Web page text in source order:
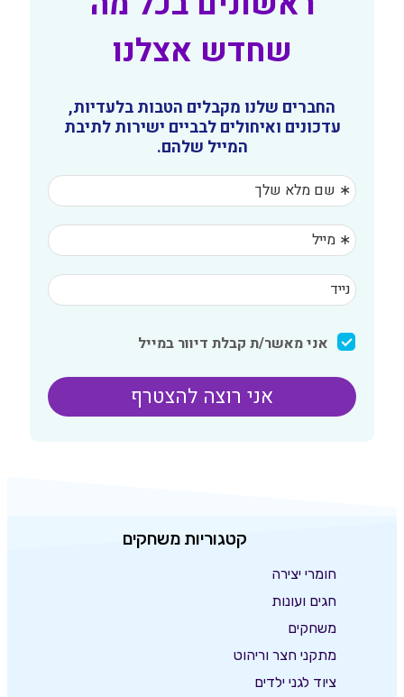
קטגוריות משחקים
חומרי יצירה
חגים ועונות
משחקים
מתקני חצר וריהוט
ציוד לגני ילדים